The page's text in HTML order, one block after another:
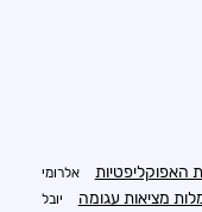
האפוקליפטיות אלרומי
מציאות עגומה יובל